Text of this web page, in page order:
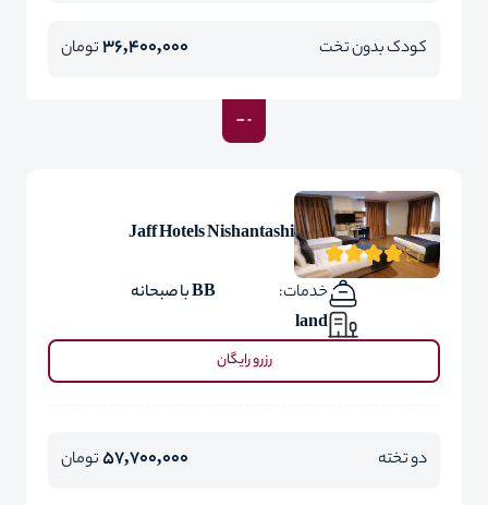
کودک بدون تخت 36,400,000تومان
Jaff Hotels Nishantashi
خدمات:
BB با صبحانه
land
رزرو رایگان
دو تخته 57,700,000تومان